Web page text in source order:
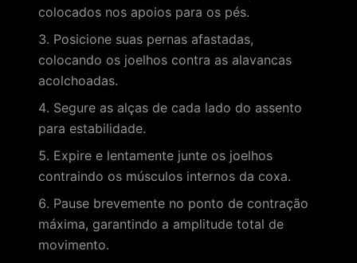
colocados nos apoios para os pés.
Posicione suas pernas afastadas,
colocando os joelhos contra as alavancas
acolchoadas.
Segure as alças de cada lado do assento
para estabilidade.
Expire e lentamente junte os joelhos
contraindo os músculos internos da coxa.
Pause brevemente no ponto de contração
máxima, garantindo a amplitude total de
movimento.